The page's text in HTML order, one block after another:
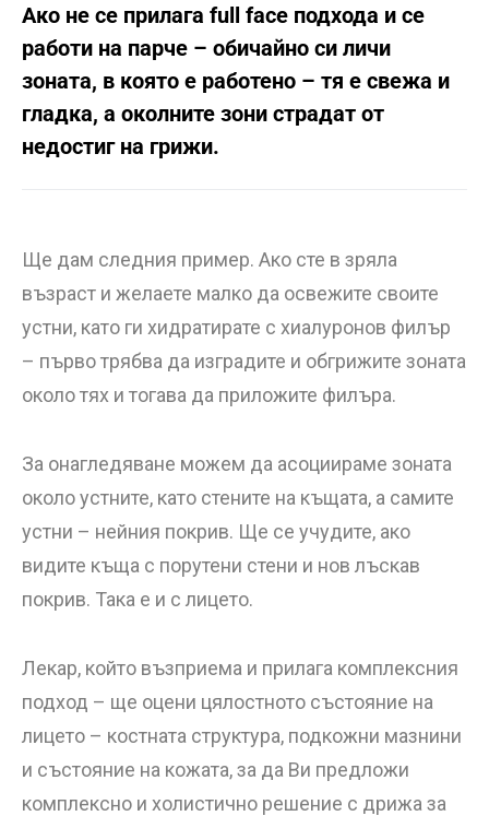
Ако не се прилага full face подхода и се
работи на парче – обичайно си личи
зоната, в която е работено – тя е свежа и
гладка, а околните зони страдат от
недостиг на грижи.
Ще дам следния пример. Ако сте в зряла
възраст и желаете малко да освежите своите
устни, като ги хидратирате с хиалуронов филър
– първо трябва да изградите и обгрижите зоната
около тях и тогава да приложите филъра.
За онагледяване можем да асоциираме зоната
около устните, като стените на къщата, а самите
устни – нейния покрив. Ще се учудите, ако
видите къща с порутени стени и нов лъскав
покрив. Така е и с лицето.
Лекар, който възприема и прилага комплексния
подход – ще оцени цялостното състояние на
лицето – костната структура, подкожни мазнини
и състояние на кожата, за да Ви предложи
комплексно и холистично решение с дрижа за